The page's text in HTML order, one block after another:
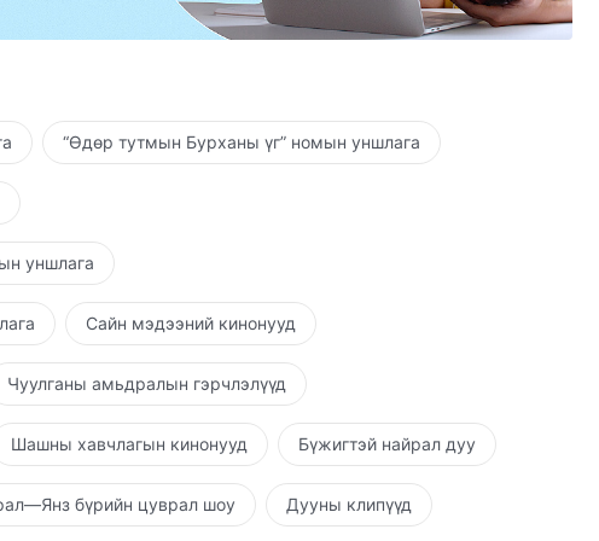
төлөө байдаг.
“Өдөр тутмын Бурханы үг” номын уншлага
уншлага
Сайн мэдээний кинонууд
Чуулганы амьдралын гэрчлэлүүд
Шашны хавчлагын кинонууд Бүжигтэй найрал дуу
бүрийн цуврал шоу Дууны клипүүд